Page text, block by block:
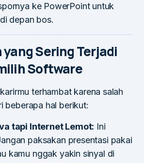
ke PowerPoint untuk
depan bos.
Sering Terjadi
Software
terhambat karena salah
beberapa hal berikut:
tapi Internet Lemot: Ini
paksakan presentasi pakai
kamu nggak yakin sinyal di